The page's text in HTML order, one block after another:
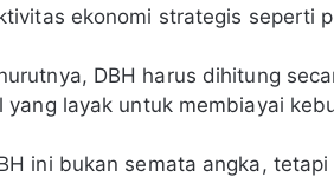
ekonomi strategis seperti
DBH harus dihitung
yang layak untuk membiayai
ini bukan semata angka,